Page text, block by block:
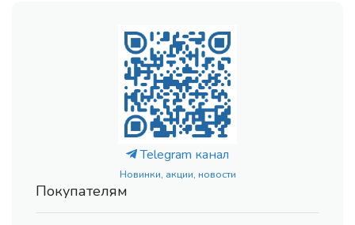
Telegram канал
Новинки, акции, новости
Покупателям